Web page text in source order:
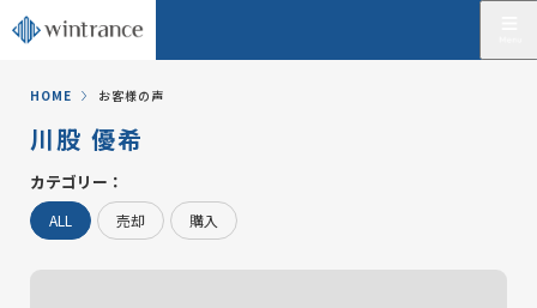
HOME お客様の声
川股 優希
カテゴリー：
ALL 売却 購入